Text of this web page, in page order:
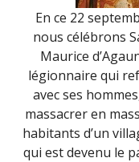
En ce 22
nous célébrons
Maurice
légionnaire qui
avec ses
massacrer en
habitants d’un
qui est devenu le